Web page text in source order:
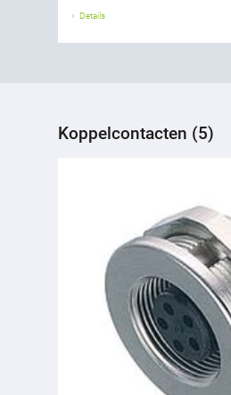
Details
Koppelcontacten (5)